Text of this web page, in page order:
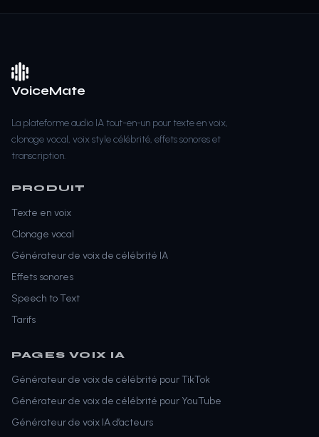
VoiceMate
La plateforme audio IA tout-en-un pour texte en voix,
clonage vocal, voix style célébrité, effets sonores et
transcription.
PRODUIT
Texte en voix
Clonage vocal
Générateur de voix de célébrité IA
Effets sonores
Speech to Text
Tarifs
PAGES VOIX IA
Générateur de voix de célébrité pour TikTok
Générateur de voix de célébrité pour YouTube
Générateur de voix IA d’acteurs